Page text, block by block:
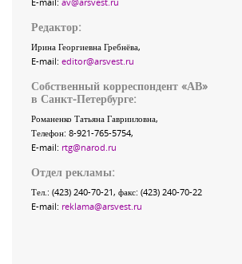
Редактор:
Ирина Георгиевна Гребнёва,
E-mail: editor@arsvest.ru
Собственный корреспондент «АВ»
в Санкт-Петербурге:
Романенко Татьяна Гаврииловна,
Телефон: 8-921-765-5754,
E-mail: rtg@narod.ru
Отдел рекламы:
Тел.: (423) 240-70-21, факс: (423) 240-70-22
E-mail: reklama@arsvest.ru